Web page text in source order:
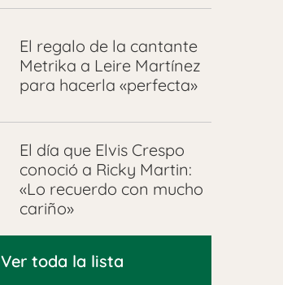
El regalo de la cantante
Metrika a Leire Martínez
para hacerla «perfecta»
El día que Elvis Crespo
conoció a Ricky Martin:
«Lo recuerdo con mucho
cariño»
Ver toda la lista